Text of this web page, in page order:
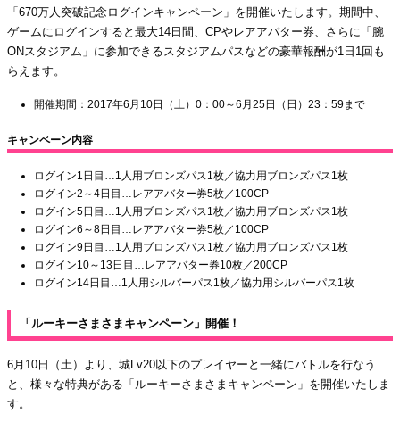
「670万人突破記念ログインキャンペーン」を開催いたします。期間中、
ゲームにログインすると最大14日間、CPやレアアバター券、さらに「腕
ONスタジアム」に参加できるスタジアムパスなどの豪華報酬が1日1回も
らえます。
開催期間：2017年6月10日（土）0：00～6月25日（日）23：59まで
キャンペーン内容
ログイン1日目…1人用ブロンズパス1枚／協力用ブロンズパス1枚
ログイン2～4日目…レアアバター券5枚／100CP
ログイン5日目…1人用ブロンズパス1枚／協力用ブロンズパス1枚
ログイン6～8日目…レアアバター券5枚／100CP
ログイン9日目…1人用ブロンズパス1枚／協力用ブロンズパス1枚
ログイン10～13日目…レアアバター券10枚／200CP
ログイン14日目…1人用シルバーパス1枚／協力用シルバーパス1枚
「ルーキーさまさまキャンペーン」開催！
6月10日（土）より、城Lv20以下のプレイヤーと一緒にバトルを行なう
と、様々な特典がある「ルーキーさまさまキャンペーン」を開催いたしま
す。